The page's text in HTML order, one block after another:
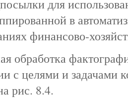
для
в
финансово-
обработка
с целями и задачами
рис. 8.4.